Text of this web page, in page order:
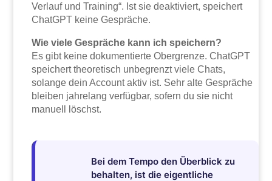
Verlauf und Training“. Ist sie deaktiviert, speichert
ChatGPT keine Gespräche.
Wie viele Gespräche kann ich speichern?
Es gibt keine dokumentierte Obergrenze. ChatGPT
speichert theoretisch unbegrenzt viele Chats,
solange dein Account aktiv ist. Sehr alte Gespräche
bleiben jahrelang verfügbar, sofern du sie nicht
manuell löschst.
Bei dem Tempo den Überblick zu
behalten, ist die eigentliche